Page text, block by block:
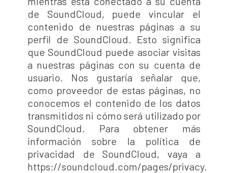
de SoundCloud, puede vincular el
contenido de nuestras páginas a su
perfil de SoundCloud. Esto significa
que SoundCloud puede asociar visitas
a nuestras páginas con su cuenta de
usuario. Nos gustaría señalar que,
como proveedor de estas páginas, no
conocemos el contenido de los datos
transmitidos ni cómo será utilizado por
SoundCloud. Para obtener más
información sobre la política de
privacidad de SoundCloud, vaya a
https://soundcloud.com/pages/privacy.